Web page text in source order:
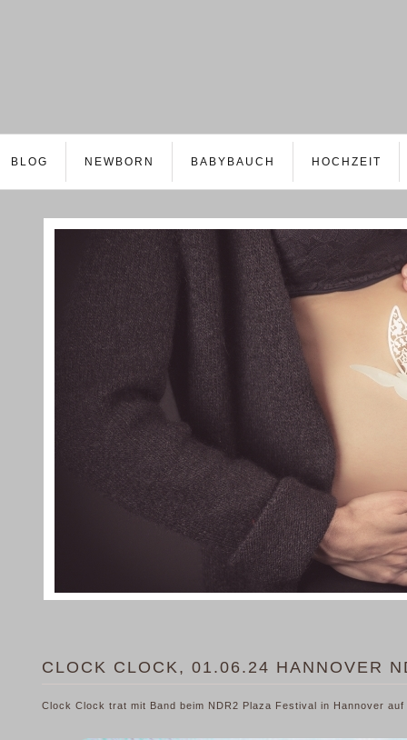
BLOG NEWBORN BABYBAUCH HOCHZEIT
CLOCK CLOCK, 01.06.24 HANNOVER
Clock Clock trat mit Band beim NDR2 Plaza Festival in Hannover auf